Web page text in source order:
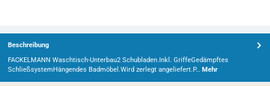
Beschreibung
FACKELMANN Waschtisch-Unterbau2 Schubladen.Inkl. GriffeGedämpftes
SchließsystemHängendes Badmöbel.Wird zerlegt angeliefert.P… Mehr